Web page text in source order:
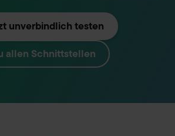
unverbindlich testen
allen Schnittstellen